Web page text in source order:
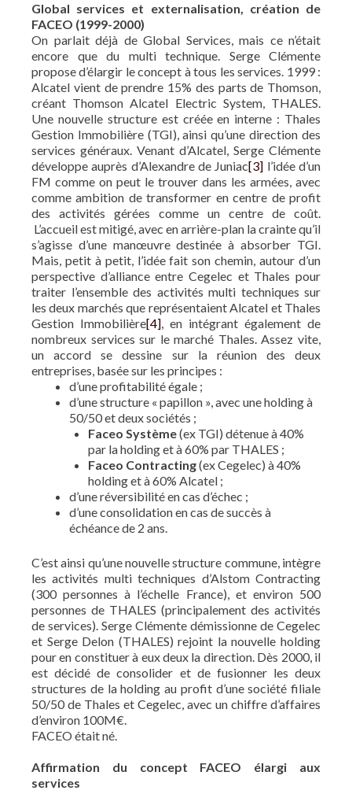
Global services et externalisation, création de
FACEO (1999-2000)
On parlait déjà de Global Services, mais ce n’était
encore que du multi technique. Serge Clémente
propose d’élargir le concept à tous les services. 1999 :
Alcatel vient de prendre 15% des parts de Thomson,
créant Thomson Alcatel Electric System, THALES.
Une nouvelle structure est créée en interne : Thales
Gestion Immobilière (TGI), ainsi qu’une direction des
services généraux. Venant d’Alcatel, Serge Clémente
développe auprès d’Alexandre de Juniac[3] l’idée d’un
FM comme on peut le trouver dans les armées, avec
comme ambition de transformer en centre de profit
des activités gérées comme un centre de coût.
L’accueil est mitigé, avec en arrière-plan la crainte qu’il
s’agisse d’une manœuvre destinée à absorber TGI.
Mais, petit à petit, l’idée fait son chemin, autour d’un
perspective d’alliance entre Cegelec et Thales pour
traiter l’ensemble des activités multi techniques sur
les deux marchés que représentaient Alcatel et Thales
Gestion Immobilière[4], en intégrant également de
nombreux services sur le marché Thales. Assez vite,
un accord se dessine sur la réunion des deux
entreprises, basée sur les principes :
d’une profitabilité égale ;
d’une structure « papillon », avec une holding à
50/50 et deux sociétés ;
Faceo Système(ex TGI) détenue à 40%
par la holding et à 60% par THALES ;
Faceo Contracting(ex Cegelec) à 40%
holding et à 60% Alcatel ;
d’une réversibilité en cas d’échec ;
d’une consolidation en cas de succès à
échéance de 2 ans.
C’est ainsi qu’une nouvelle structure commune, intègre
les activités multi techniques d’Alstom Contracting
(300 personnes à l’échelle France), et environ 500
personnes de THALES (principalement des activités
de services). Serge Clémente démissionne de Cegelec
et Serge Delon (THALES) rejoint la nouvelle holding
pour en constituer à eux deux la direction. Dès 2000, il
est décidé de consolider et de fusionner les deux
structures de la holding au profit d’une société filiale
50/50 de Thales et Cegelec, avec un chiffre d’affaires
d’environ 100M€.
FACEO était né.
Affirmation du concept FACEO élargi aux
services